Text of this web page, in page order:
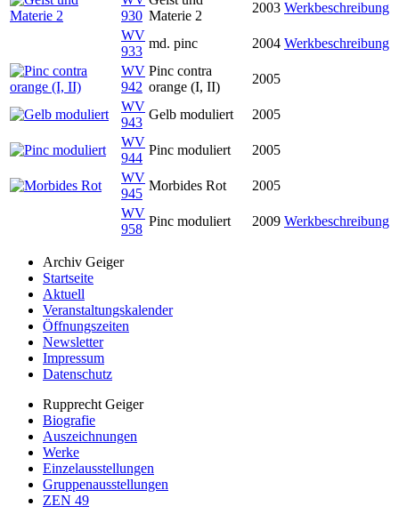
930 Materie 2
2003 Werkbeschreibung
WV
933
md. pinc 2004 Werkbeschreibung
WV
942
Pinc contra
orange (I, II)
2005
WV
943
Gelb moduliert
2005
WV
944
Pinc moduliert
2005
WV
945
Morbides Rot
2005
WV
958
Pinc moduliert 2009 Werkbeschreibung
Archiv Geiger
Startseite
Aktuell
Veranstaltungskalender
Öffnungszeiten
Newsletter
Impressum
Datenschutz
Rupprecht Geiger
Biografie
Auszeichnungen
Werke
Einzelausstellungen
Gruppenausstellungen
ZEN 49